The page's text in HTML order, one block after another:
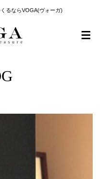
るならVOGA(ヴォーガ)